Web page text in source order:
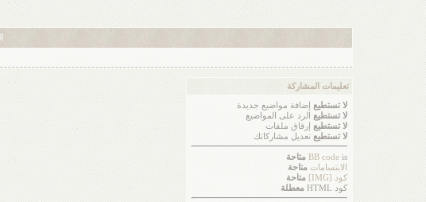
تعليمات المشاركة
لا تستطيع
إضافة مواضيع جديدة
لا تستطيع
الرد على المواضيع
لا تستطيع
إرفاق ملفات
لا تستطيع تعديل مشاركاتك
BB codeis
متاحة
الابتسامات متاحة
كود [IMG]
متاحة
كود HTML
معطلة